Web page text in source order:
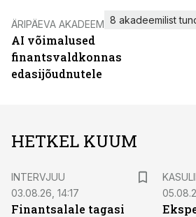
ÄRIPÄEVA AKADEEMIA
AI võimalused
finantsvaldkonnas
edasijõudnutele
8 akadeemilist
HETKEL KUUM
INTERVJUU
03.08.26, 14:17
Finantsalale tagasi